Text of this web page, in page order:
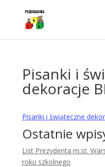
Pisanki i
dekoracje
Pisanki i świąteczne
Ostatnie
List Prezydenta m.st.
roku szkolnego